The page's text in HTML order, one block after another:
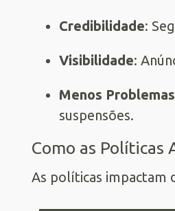
Credibilidade:
Visibilidade:
Menos Problemas
suspensões.
Como as Políticas
As políticas impactam